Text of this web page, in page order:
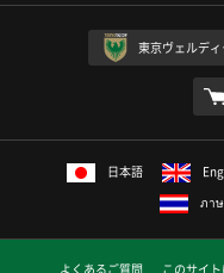
東京ヴェルデ
日本語
ภา
よくあるご質問 このサイ